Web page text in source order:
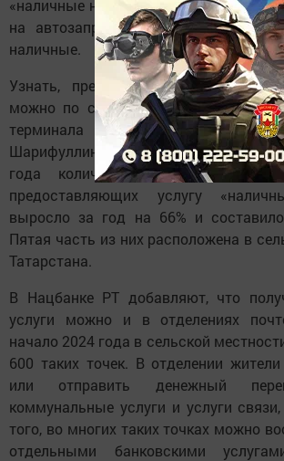
«наличные на кассе», когда при
на автозаправке с банковской
наличные.
Узнать, предоставляет ли
можно по специальной наклейке на
терминала либо уточнив у
Шарифуллин. По его данным, на
года количество торговых
предоставляющих услугу
выросло за год на 66% и
Пятая часть из них расположена в
Татарстана.
В Нацбанке РТ добавляют, что
услуги можно и в отделениях
начало 2024 года в сельской
600 таких точек. В отделении
или отправить денежный
коммунальные услуги и услуги
того, во многих таких точках можно
отдельными банковскими